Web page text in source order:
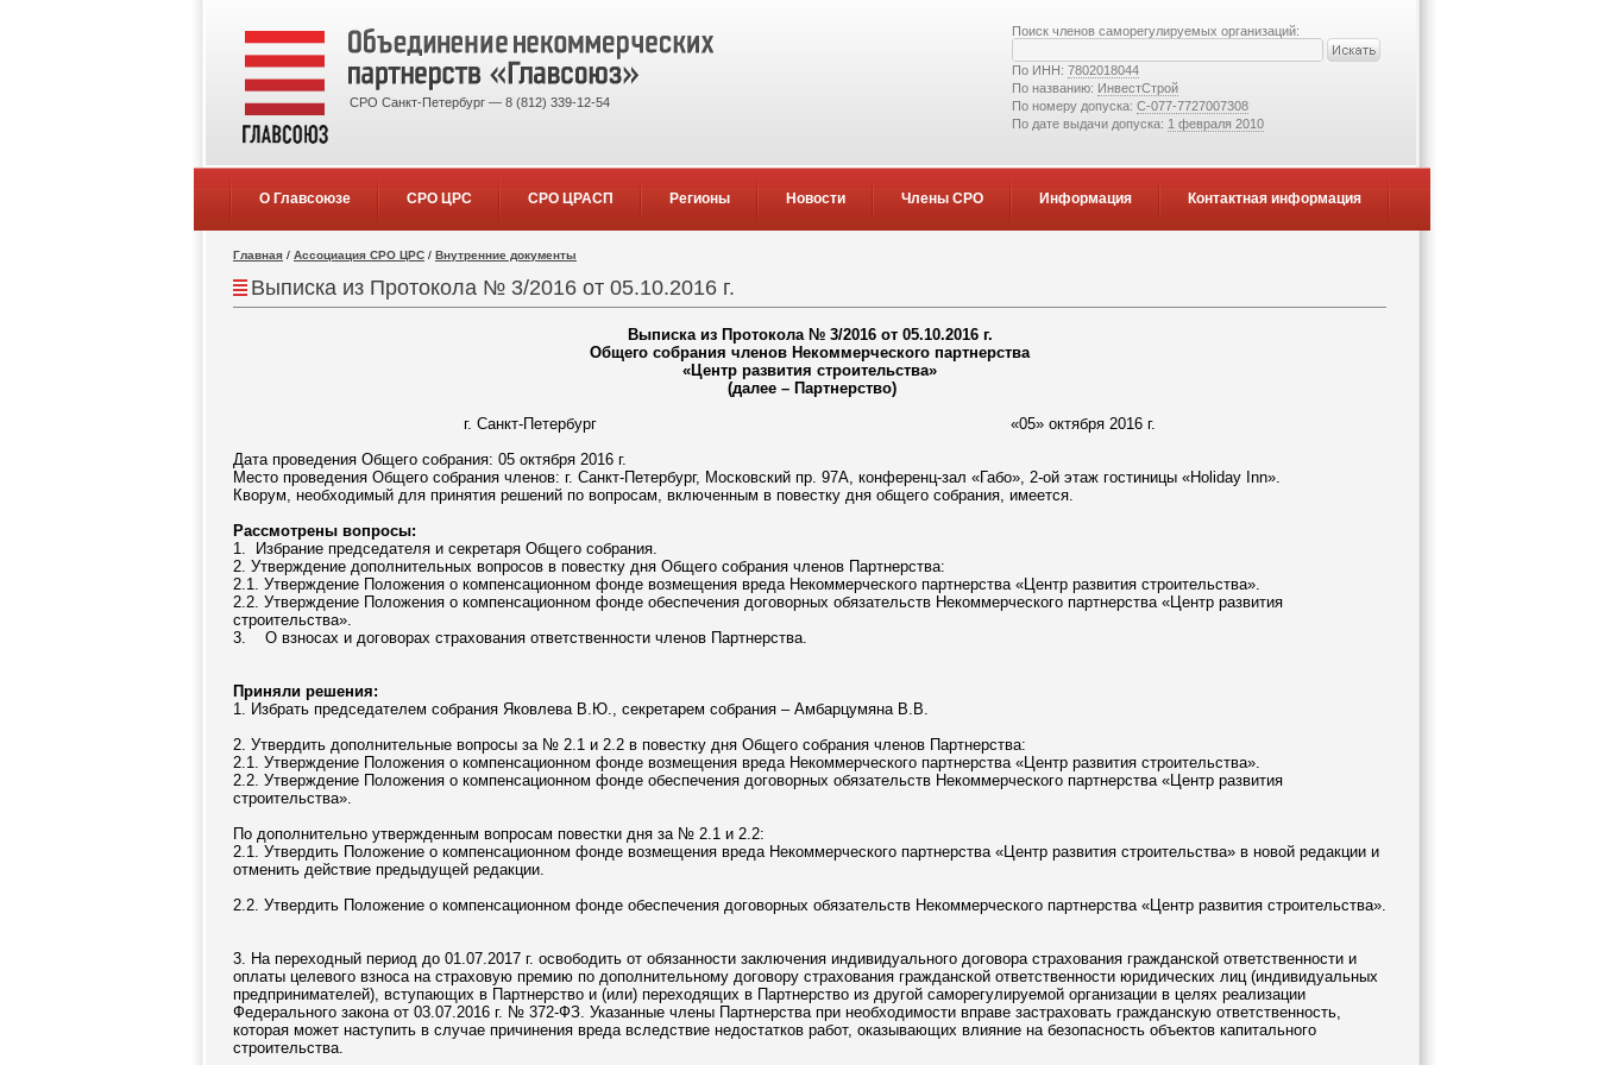
СРО Санкт-Петербург — 8 (812) 339-12-54
Поиск членов саморегулируемых организаций:
По ИНН: 7802018044
По названию: ИнвестСтрой
По номеру допуска: С-077-7727007308
По дате выдачи допуска: 1 февраля 2010
О Главсоюзе СРО ЦРС СРО ЦРАСП Регионы Новости Члены СРО Информация Контактная информация
Главная / Ассоциация СРО ЦРС / Внутренние документы
Выписка из Протокола № 3/2016 от 05.10.2016 г.
Выписка из Протокола № 3/2016 от 05.10.2016 г.
Общего собрания членов Некоммерческого партнерства
«Центр развития строительства»
(далее – Партнерство)
г. Санкт-Петербург «05» октября 2016 г.
Дата проведения Общего собрания: 05 октября 2016 г.
Место проведения Общего собрания членов: г. Санкт-Петербург, Московский пр. 97А, конференц-зал «Габо», 2-ой этаж гостиницы «Holiday Inn».
Кворум, необходимый для принятия решений по вопросам, включенным в повестку дня общего собрания, имеется.
Рассмотрены вопросы:
1. Избрание председателя и секретаря Общего собрания.
2. Утверждение дополнительных вопросов в повестку дня Общего собрания членов Партнерства:
2.1. Утверждение Положения о компенсационном фонде возмещения вреда Некоммерческого партнерства «Центр развития строительства».
2.2. Утверждение Положения о компенсационном фонде обеспечения договорных обязательств Некоммерческого партнерства «Центр развития
строительства».
3.
О взносах и договорах страхования ответственности членов Партнерства.
Приняли решения:
1. Избрать председателем собрания Яковлева В.Ю., секретарем собрания – Амбарцумяна В.В.
2. Утвердить дополнительные вопросы за № 2.1 и 2.2 в повестку дня Общего собрания членов Партнерства:
2.1. Утверждение Положения о компенсационном фонде возмещения вреда Некоммерческого партнерства «Центр развития строительства».
2.2. Утверждение Положения о компенсационном фонде обеспечения договорных обязательств Некоммерческого партнерства «Центр развития
строительства».
По дополнительно утвержденным вопросам повестки дня за № 2.1 и 2.2:
2.1. Утвердить Положение о компенсационном фонде возмещения вреда Некоммерческого партнерства «Центр развития строительства» в новой редакции и
отменить действие предыдущей редакции.
2.2. Утвердить Положение о компенсационном фонде обеспечения договорных обязательств Некоммерческого партнерства «Центр развития строительства».
3. На переходный период до 01.07.2017 г. освободить от обязанности заключения индивидуального договора страхования гражданской ответственности и
оплаты целевого взноса на страховую премию по дополнительному договору страхования гражданской ответственности юридических лиц (индивидуальных
предпринимателей), вступающих в Партнерство и (или) переходящих в Партнерство из другой саморегулируемой организации в целях реализации
Федерального закона от 03.07.2016 г. № 372-ФЗ. Указанные члены Партнерства при необходимости вправе застраховать гражданскую ответственность,
которая может наступить в случае причинения вреда вследствие недостатков работ, оказывающих влияние на безопасность объектов капитального
строительства.